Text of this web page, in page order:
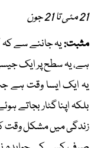
21 مئی تا 21 جون
مثبت:یہ جاننے سے
ہے، یہ سطح پر ایک
یہ ایک ایسا وقت ہے
بلکہ اپنا گٹار بجاتے
زندگی میں مشکل وقت